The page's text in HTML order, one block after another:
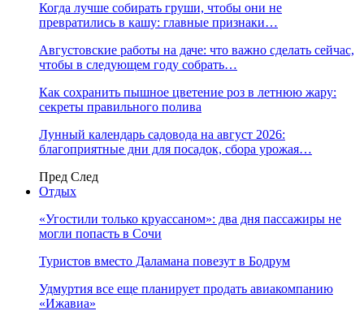
Когда лучше собирать груши, чтобы они не
превратились в кашу: главные признаки…
Августовские работы на даче: что важно сделать сейчас,
чтобы в следующем году собрать…
Как сохранить пышное цветение роз в летнюю жару:
секреты правильного полива
Лунный календарь садовода на август 2026:
благоприятные дни для посадок, сбора урожая…
Пред След
Отдых
«Угостили только круассаном»: два дня пассажиры не
могли попасть в Сочи
Туристов вместо Даламана повезут в Бодрум
Удмуртия все еще планирует продать авиакомпанию
«Ижавиа»